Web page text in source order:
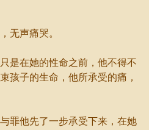
声痛哭。
在她的性命之前，他不得不
孩子的生命，他所承受的痛，
他先了一步承受下来，在她